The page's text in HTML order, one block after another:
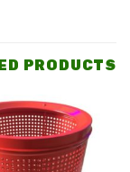
PRODUCTS